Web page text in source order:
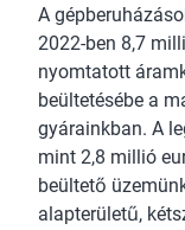
A
2022-ben 8,7
nyomtatott
beültetésébe a
gyárainkban. A
mint 2,8 millió
beültető
alapterületű,